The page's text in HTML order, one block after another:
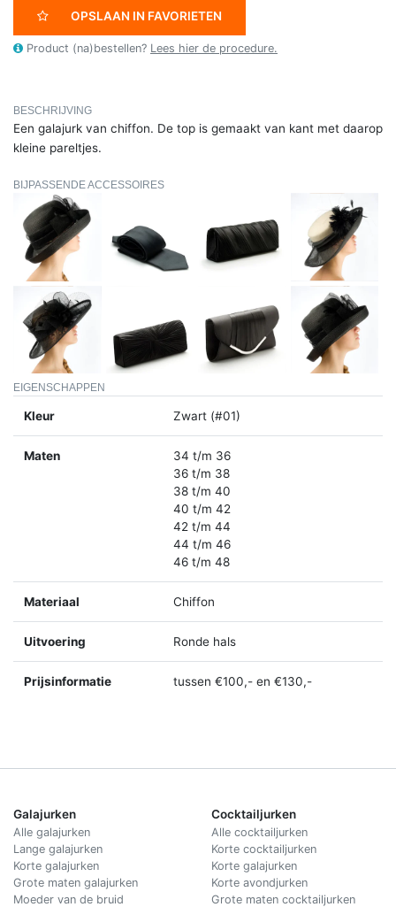
OPSLAAN IN FAVORIETEN
Product (na)bestellen? Lees hier de procedure.
BESCHRIJVING
Een galajurk van chiffon. De top is gemaakt van kant met daarop
kleine pareltjes.
BIJPASSENDE ACCESSOIRES
EIGENSCHAPPEN
Kleur Zwart (#01)
Maten
34 t/m 36
36 t/m 38
38 t/m 40
40 t/m 42
42 t/m 44
44 t/m 46
46 t/m 48
Materiaal Chiffon
Uitvoering Ronde hals
Prijsinformatie tussen €100,- en €130,-
Galajurken
Alle galajurken
Lange galajurken
Korte galajurken
Grote maten galajurken
Moeder van de bruid
Cocktailjurken
Alle cocktailjurken
Korte cocktailjurken
Korte galajurken
Korte avondjurken
Grote maten cocktailjurken